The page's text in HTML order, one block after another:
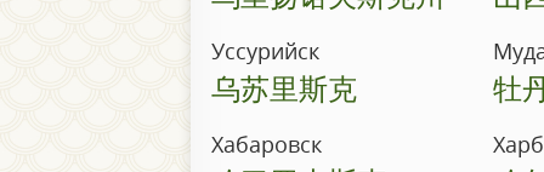
Уссурийск
乌苏里斯克 牡
Хабаровск